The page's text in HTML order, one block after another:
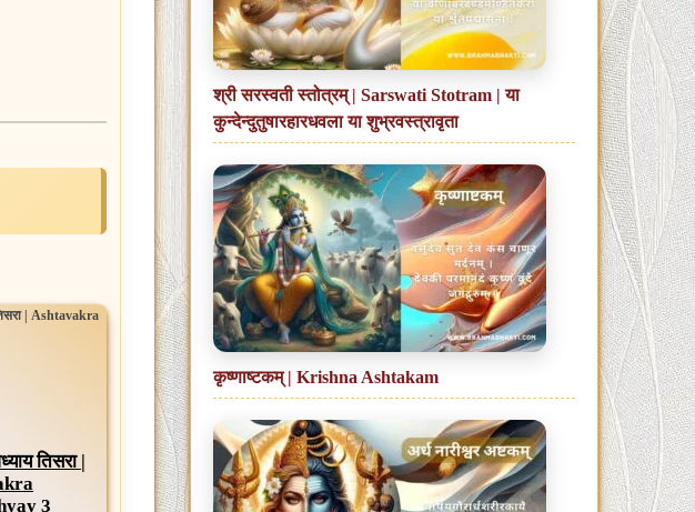
तिसरा |
3
श्री सरस्वती स्तोत्रम् | Sarswati Stotram | या
कुन्देन्दुतुषारहारधवला या शुभ्रवस्त्रावृता
कृष्णाष्टकम् | Krishna Ashtakam